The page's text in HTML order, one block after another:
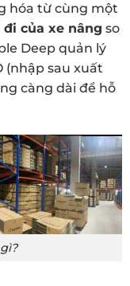
hóa từ cùng một
của xe nâng so
Deep quản lý
(nhập sau xuất
càng dài để hỗ